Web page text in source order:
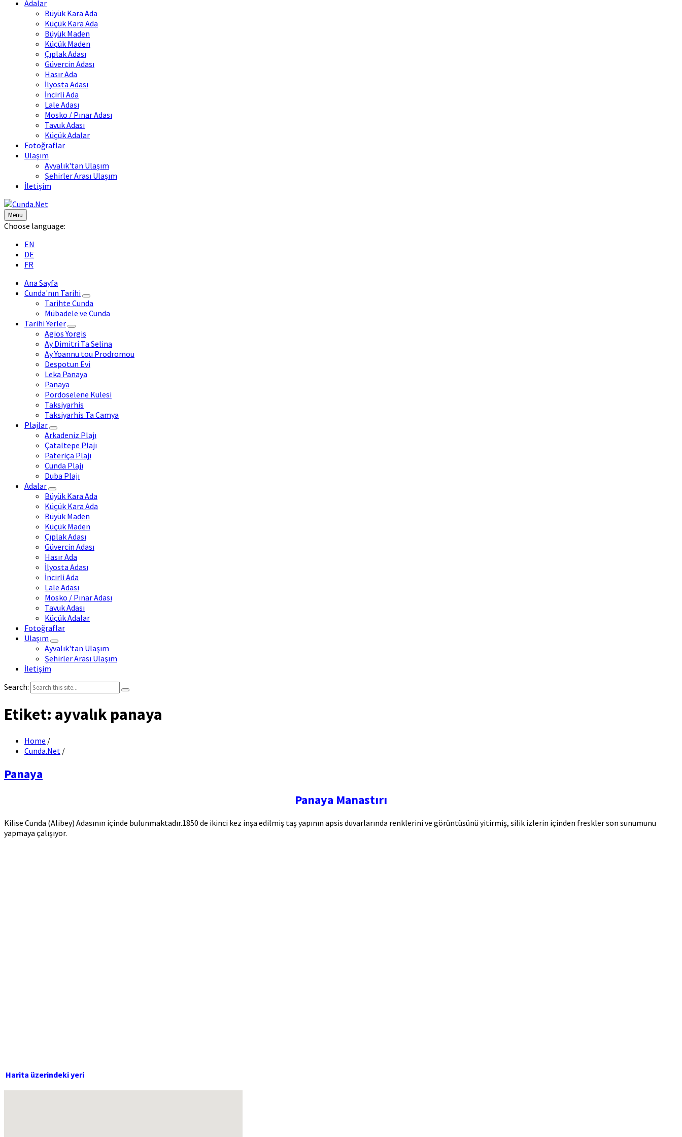
Adalar
Büyük Kara Ada
Küçük Kara Ada
Büyük Maden
Küçük Maden
Çıplak Adası
Güvercin Adası
Hasır Ada
İlyosta Adası
İncirli Ada
Lale Adası
Mosko / Pınar Adası
Tavuk Adası
Küçük Adalar
Fotoğraflar
Ulaşım
Ayvalık'tan Ulaşım
Şehirler Arası Ulaşım
İletişim
Menu
Choose language:
EN
DE
FR
Ana Sayfa
Cunda'nın Tarihi
Tarihte Cunda
Mübadele ve Cunda
Tarihi Yerler
Agios Yorgis
Ay Dimitri Ta Selina
Ay Yoannu tou Prodromou
Despotun Evi
Leka Panaya
Panaya
Pordoselene Kulesi
Taksiyarhis
Taksiyarhis Ta Camya
Plajlar
Arkadeniz Plajı
Çataltepe Plajı
Pateriça Plajı
Cunda Plajı
Duba Plajı
Adalar
Büyük Kara Ada
Küçük Kara Ada
Büyük Maden
Küçük Maden
Çıplak Adası
Güvercin Adası
Hasır Ada
İlyosta Adası
İncirli Ada
Lale Adası
Mosko / Pınar Adası
Tavuk Adası
Küçük Adalar
Fotoğraflar
Ulaşım
Ayvalık'tan Ulaşım
Şehirler Arası Ulaşım
İletişim
Search:
Etiket: ayvalık panaya
Home /
Cunda.Net /
Panaya
Panaya Manastırı
Kilise Cunda (Alibey) Adasının içinde bulunmaktadır.1850 de ikinci kez inşa edilmiş taş yapının apsis duvarlarında renklerini ve görüntüsünü yitirmiş, silik izlerin içinden freskler son sunumunu
yapmaya çalışıyor.
Harita üzerindeki yeri